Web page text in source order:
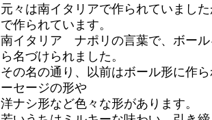
元々は南イタリアで作られていまし
で作られています。
南イタリア ナポリの言葉で、ボー
ら名づけられました。
その名の通り、以前はボール形に作
ーセージの形や
洋ナシ形など色々な形があります。